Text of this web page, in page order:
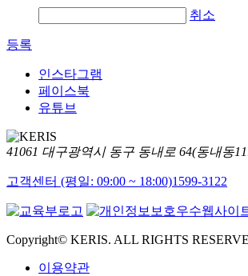
취소
등록
인스타그램
페이스북
유튜브
41061 대구광역시 동구 동내로 64(동내동
고객센터 (평일: 09:00 ~ 18:00)1599-3122
Copyright© KERIS. ALL RIGHTS
이용약관